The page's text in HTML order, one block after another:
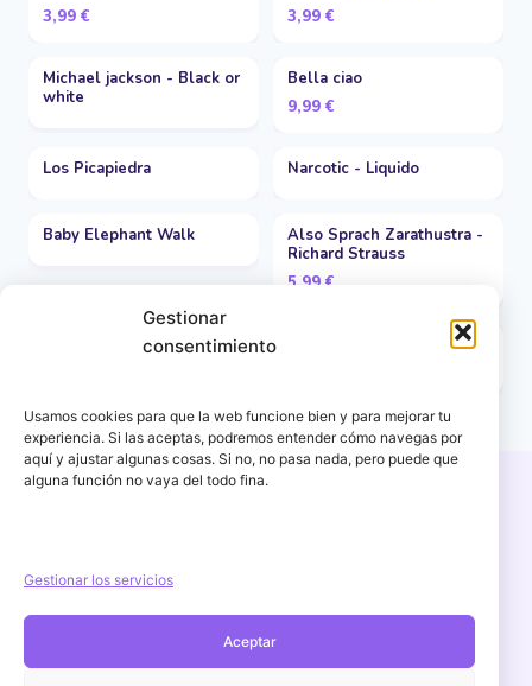
Gestionar
consentimiento
Usamos cookies para que la web funcione bien y para mejorar tu
experiencia. Si las aceptas, podremos entender cómo navegas por
aquí y ajustar algunas cosas. Si no, no pasa nada, pero puede que
alguna función no vaya del todo fina.
Gestionar los servicios
Aceptar
3,99 €
3,99 €
Michael jackson - Black or
white
Bella ciao
9,99 €
Los Picapiedra Narcotic - Liquido
Baby Elephant Walk
Also Sprach Zarathustra -
Richard Strauss
5,99 €
El burrito sabanero
All I Want For Christmas Is